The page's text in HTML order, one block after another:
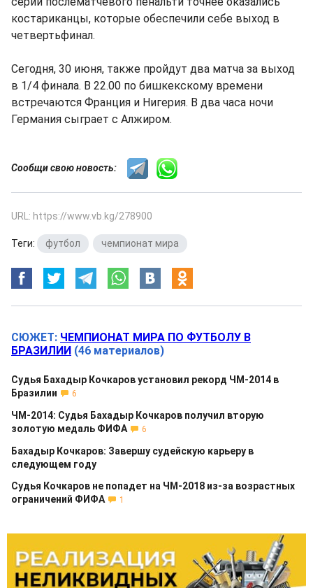
костариканцы, которые обеспечили себе выход в
четвертьфинал.
Сегодня, 30 июня, также пройдут два матча за выход
в 1/4 финала. В 22.00 по бишкекскому времени
встречаются Франция и Нигерия. В два часа ночи
Германия сыграет с Алжиром.
Сообщи свою новость:
URL: https://www.vb.kg/278900
Теги: футбол чемпионат мира
СЮЖЕТ: ЧЕМПИОНАТ МИРА ПО ФУТБОЛУ В
БРАЗИЛИИ (46 материалов)
Судья Бахадыр Кочкаров установил рекорд ЧМ-2014 в
Бразилии
6
ЧМ-2014: Судья Бахадыр Кочкаров получил вторую
золотую медаль ФИФА
6
Бахадыр Кочкаров: Завершу судейскую карьеру в
следующем году
Судья Кочкаров не попадет на ЧМ-2018 из-за возрастных
ограничений ФИФА
1